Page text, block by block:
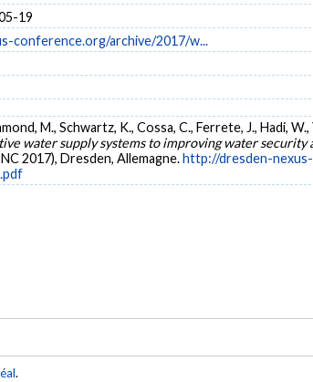
19
conference.org/archive/2017/w...
M., Schwartz, K., Cossa, C., Ferrete, J., Hadi,
water supply systems to improving water
2017), Dresden, Allemagne.http://dresden-
.